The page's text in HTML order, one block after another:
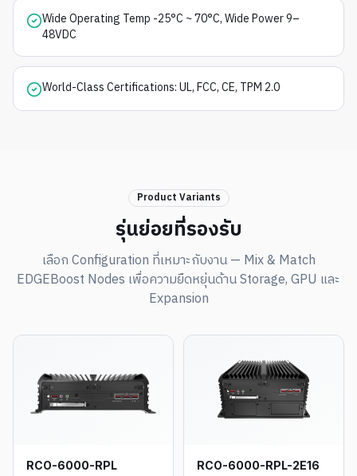
Wide Operating Temp -25°C ~ 70°C, Wide Power 9–
48VDC
World-Class Certifications: UL, FCC, CE, TPM 2.0
Product Variants
รุ่นย่อยที่รองรับ
เลือก Configuration ที่เหมาะกับงาน — Mix & Match
EDGEBoost Nodes เพื่อความยืดหยุ่นด้าน Storage, GPU และ
Expansion
RCO-6000-RPL RCO-6000-RPL-2E16